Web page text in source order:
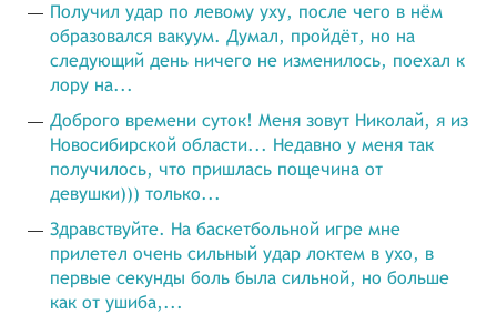
Получил удар по левому уху, после чего в нём
образовался вакуум. Думал, пройдёт, но на
следующий день ничего не изменилось, поехал к
лору на...
Доброго времени суток! Меня зовут Николай, я из
Новосибирской области... Недавно у меня так
получилось, что пришлась пощечина от
девушки))) только...
Здравствуйте. На баскетбольной игре мне
прилетел очень сильный удар локтем в ухо, в
первые секунды боль была сильной, но больше
как от ушиба,...